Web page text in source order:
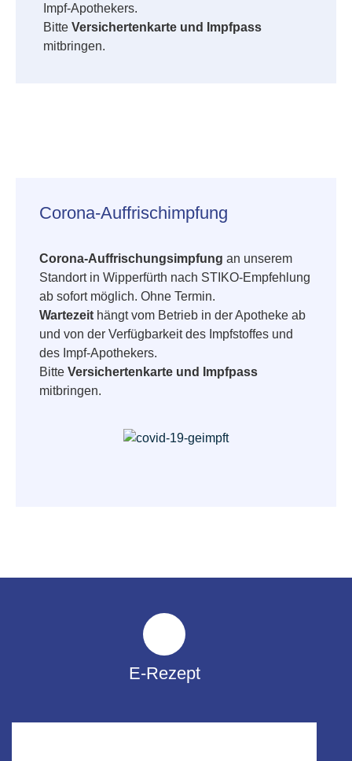
Impf-Apothekers.
Bitte Versichertenkarte und Impfpass
mitbringen.
Corona-Auffrischimpfung
Corona-Auffrischungsimpfung an unserem
Standort in Wipperfürth nach STIKO-Empfehlung
ab sofort möglich. Ohne Termin.
Wartezeit hängt vom Betrieb in der Apotheke ab
und von der Verfügbarkeit des Impfstoffes und
des Impf-Apothekers.
Bitte Versichertenkarte und Impfpass
mitbringen.
E-Rezept